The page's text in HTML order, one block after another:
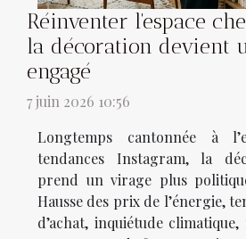
Réinventer l'espace
la décoration devient
engagé
7 juin 2026 10:56
Longtemps cantonnée à
tendances Instagram, la
prend un virage plus
Hausse des prix de l’énergie,
d’achat, inquiétude